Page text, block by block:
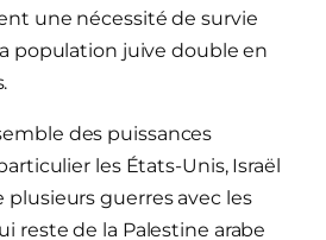
une nécessité de survie
population juive double en
des puissances
les États-Unis, Israël
guerres avec les
reste de la Palestine arabe